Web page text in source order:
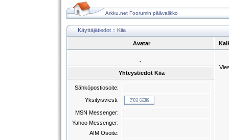
Arkku.net Foorumin päävalikko
Käyttäjätiedot :: Kiia
Avatar
-
Yhteystiedot Kiia
Sähköpostiosoite:
Yksityisviesti:
MSN Messenger:
Yahoo Messenger:
AIM Osoite: